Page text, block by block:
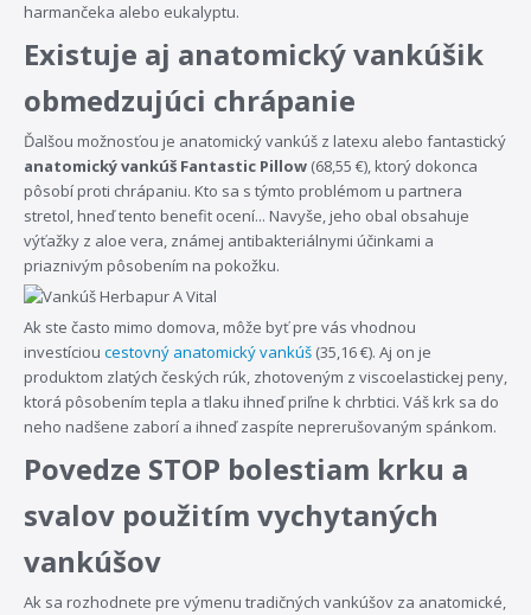
harmančeka alebo eukalyptu.
Existuje aj anatomický vankúšik
obmedzujúci chrápanie
Ďalšou možnosťou je anatomický vankúš z latexu alebo fantastický
anatomický vankúš Fantastic Pillow (68,55 €), ktorý dokonca
pôsobí proti chrápaniu. Kto sa s týmto problémom u partnera
stretol, hneď tento benefit ocení... Navyše, jeho obal obsahuje
výťažky z aloe vera, známej antibakteriálnymi účinkami a
priaznivým pôsobením na pokožku.
Ak ste často mimo domova, môže byť pre vás vhodnou
investíciou cestovný anatomický vankúš (35,16 €). Aj on je
produktom zlatých českých rúk, zhotoveným z viscoelastickej peny,
ktorá pôsobením tepla a tlaku ihneď priľne k chrbtici. Váš krk sa do
neho nadšene zaborí a ihneď zaspíte neprerušovaným spánkom.
Povedze STOP bolestiam krku a
svalov použitím vychytaných
vankúšov
Ak sa rozhodnete pre výmenu tradičných vankúšov za anatomické,